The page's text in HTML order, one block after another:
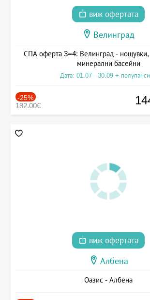
виж офертата
Велинград
СПА оферта 3=4: Велинград - нощувки,
минерални басейни
Дата: 01.07 - 30.09 +
-25%
192.00€
виж офертата
Албена
Оазис - Албена